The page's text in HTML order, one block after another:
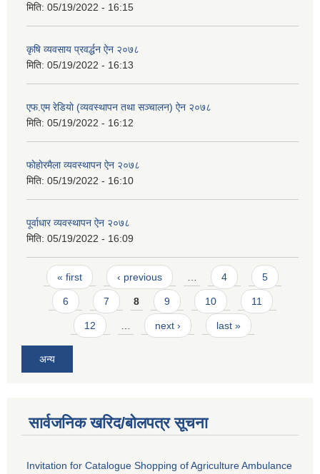
मिति: 05/19/2022 - 16:15
कृषि व्यवसाय प्रवर्द्धन ऐन २०७८
मिति: 05/19/2022 - 16:13
एफ.एम रेडियाे (व्यवस्थापन तथा सञ्चालन) ऐन २०७८
मिति: 05/19/2022 - 16:12
फाेहाेरमैला व्यवस्थापन ऐन २०७८
मिति: 05/19/2022 - 16:10
पूर्वाधार व्यवस्थापन ऐन २०७८
मिति: 05/19/2022 - 16:09
Pages
« first ‹ previous … 4 5
6 7 8 9 10 11
12 … next › last »
अन्य
सार्वजनिक खरिद/बोलपत्र सूचना
Invitation for Catalogue Shopping of Agriculture Ambulance